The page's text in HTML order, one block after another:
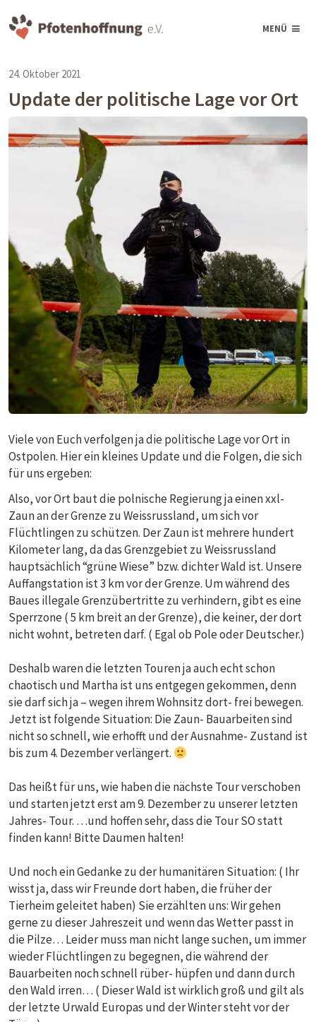
MENÜ
24. Oktober 2021
Update der politische Lage vor Ort
Viele von Euch verfolgen ja die politische Lage vor Ort in
Ostpolen. Hier ein kleines Update und die Folgen, die sich
für uns ergeben:
Also, vor Ort baut die polnische Regierung ja einen xxl-
Zaun an der Grenze zu Weissrussland, um sich vor
Flüchtlingen zu schützen. Der Zaun ist mehrere hundert
Kilometer lang, da das Grenzgebiet zu Weissrussland
hauptsächlich “grüne Wiese” bzw. dichter Wald ist. Unsere
Auffangstation ist 3 km vor der Grenze. Um während des
Baues illegale Grenzübertritte zu verhindern, gibt es eine
Sperrzone ( 5 km breit an der Grenze), die keiner, der dort
nicht wohnt, betreten darf. ( Egal ob Pole oder Deutscher.)
Deshalb waren die letzten Touren ja auch echt schon
chaotisch und Martha ist uns entgegen gekommen, denn
sie darf sich ja – wegen ihrem Wohnsitz dort- frei bewegen.
Jetzt ist folgende Situation: Die Zaun- Bauarbeiten sind
nicht so schnell, wie erhofft und der Ausnahme- Zustand ist
bis zum 4. Dezember verlängert.
Das heißt für uns, wie haben die nächste Tour verschoben
und starten jetzt erst am 9. Dezember zu unserer letzten
Jahres- Tour. …und hoffen sehr, dass die Tour SO statt
finden kann! Bitte Daumen halten!
Und noch ein Gedanke zu der humanitären Situation: ( Ihr
wisst ja, dass wir Freunde dort haben, die früher der
Tierheim geleitet haben) Sie erzählten uns: Wir gehen
gerne zu dieser Jahreszeit und wenn das Wetter passt in
die Pilze… Leider muss man nicht lange suchen, um immer
wieder Flüchtlingen zu begegnen, die während der
Bauarbeiten noch schnell rüber- hüpfen und dann durch
den Wald irren… ( Dieser Wald ist wirklich groß und gilt als
der letzte Urwald Europas und der Winter steht vor der